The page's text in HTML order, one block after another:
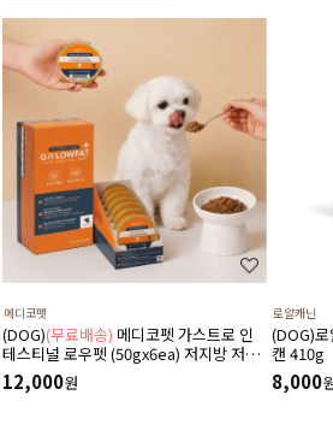
메디코펫
(DOG)(무료배송) 메디코펫 가스트로 인
테스티널 로우펫 (50gx6ea) 저지방 저단
백 췌장염 고지혈증에 도움 주는 처방 습
식 캔 보조식
12,000원
로얄캐닌
(DOG)로
캔 410g
8,000